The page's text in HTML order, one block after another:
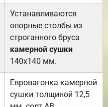
Устанавливаются
опорные столбы из
строганного бруса
камерной сушки
140х140 мм.
Евровагонка камерной
сушки толщиной 12,5